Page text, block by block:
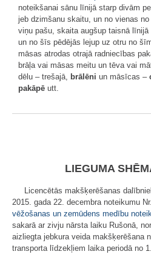
noteikšanai sānu līnijā starp divām
jeb dzimšanu skaitu, un no vienas
viņu pašu, skaita augšup taisnā
un no šīs pēdējās lejup uz otru no
māsas atrodas otrajā radniecības
brāļa vai māsas meitu un tēva vai
dēlu – trešajā,
brālēni un māsīcas –
pakāpē utt.
LIEGUMA
Licencētās makšķerēšanas
2015. gada 22. decembra noteikumu
vēžošanas un zemūdens medību
sakarā ar zivju nārsta laiku Rušonā,
aizliegta jebkura veida makšķerēšana
transporta līdzekļiem laika periodā no